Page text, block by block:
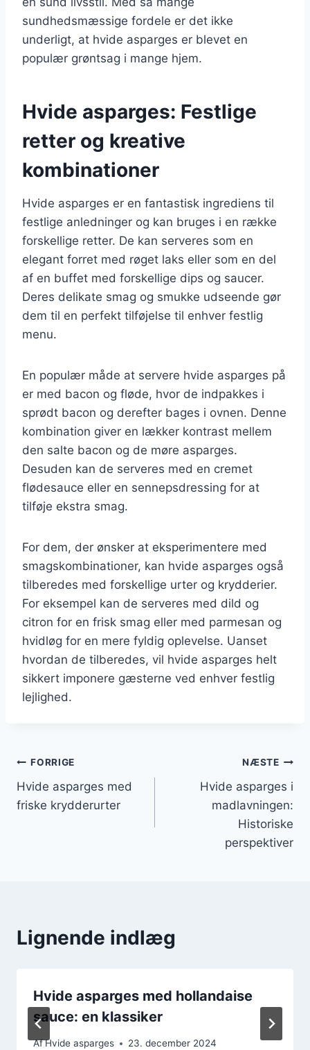
sundhedsmæssige fordele er det ikke
underligt, at hvide asparges er blevet en
populær grøntsag i mange hjem.
Hvide asparges: Festlige
retter og kreative
kombinationer
Hvide asparges er en fantastisk ingrediens til
festlige anledninger og kan bruges i en række
forskellige retter. De kan serveres som en
elegant forret med røget laks eller som en del
af en buffet med forskellige dips og saucer.
Deres delikate smag og smukke udseende gør
dem til en perfekt tilføjelse til enhver festlig
menu.
En populær måde at servere hvide asparges på
er med bacon og fløde, hvor de indpakkes i
sprødt bacon og derefter bages i ovnen. Denne
kombination giver en lækker kontrast mellem
den salte bacon og de møre asparges.
Desuden kan de serveres med en cremet
flødesauce eller en sennepsdressing for at
tilføje ekstra smag.
For dem, der ønsker at eksperimentere med
smagskombinationer, kan hvide asparges også
tilberedes med forskellige urter og krydderier.
For eksempel kan de serveres med dild og
citron for en frisk smag eller med parmesan og
hvidløg for en mere fyldig oplevelse. Uanset
hvordan de tilberedes, vil hvide asparges helt
sikkert imponere gæsterne ved enhver festlig
lejlighed.
Indlægsnavigation
FORRIGE
Hvide asparges med
friske krydderurter
NÆSTE
Hvide asparges i
madlavningen:
Historiske
perspektiver
Lignende indlæg
Hvide asparges med hollandaise
sauce: en klassiker
AfHvide asparges 23. december 2024